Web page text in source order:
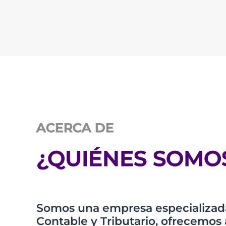
ACERCA DE
¿QUIÉNES
Somos una empresa
Contable y Tributario,